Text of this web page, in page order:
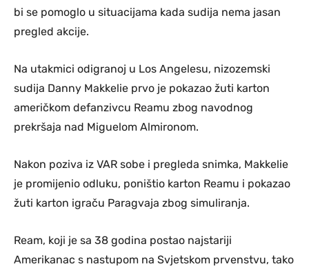
bi se pomoglo u situacijama kada sudija nema jasan
pregled akcije.
Na utakmici odigranoj u Los Angelesu, nizozemski
sudija Danny Makkelie prvo je pokazao žuti karton
američkom defanzivcu Reamu zbog navodnog
prekršaja nad Miguelom Almironom.
Nakon poziva iz VAR sobe i pregleda snimka, Makkelie
je promijenio odluku, poništio karton Reamu i pokazao
žuti karton igraču Paragvaja zbog simuliranja.
Ream, koji je sa 38 godina postao najstariji
Amerikanac s nastupom na Svjetskom prvenstvu, tako